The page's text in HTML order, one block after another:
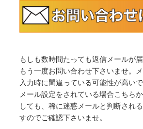
もしも数時間たっても返信メールが届
もう一度お問い合わせ下さいませ。
入力時に間違っている可能性が高い
メール設定をされている場合こちら
しても、稀に迷惑メールと判断され
すのでご確認下さいませ。